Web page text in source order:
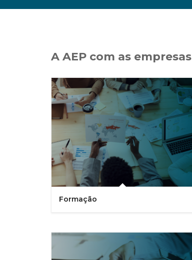
A AEP com as empresas
Formação